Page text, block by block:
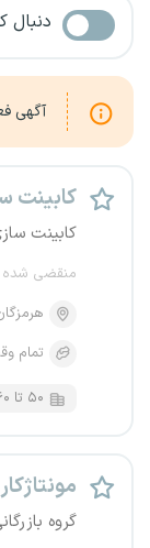
دنبال
آگهی
کابینت
کابینت
منقضی شده
تمام
۵۰ تا ۶۰ میلیون تومان
مونتاژکار MDF
گروه